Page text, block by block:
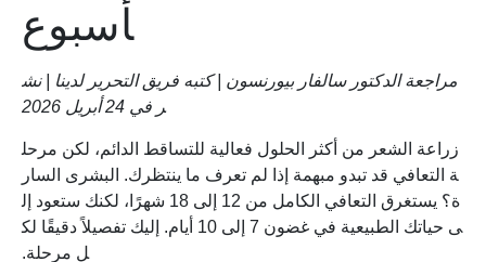
أسبوع
مراجعة الدكتور سالفار بيورنسون | كتبه فريق التحرير لدينا | نش
ر في 24 أبريل 2026
زراعة الشعر من أكثر الحلول فعالية للتساقط الدائم، لكن مرحل
ة التعافي قد تبدو مبهمة إذا لم تعرف ما ينتظرك. البشرى السار
ة؟ يستغرق التعافي الكامل من 12 إلى 18 شهرًا، لكنك ستعود إل
ى حياتك الطبيعية في غضون 7 إلى 10 أيام. إليك تفصيلاً دقيقًا لك
ل مرحلة.